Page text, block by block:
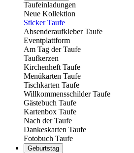
Taufeinladungen
Neue Kollektion
Sticker Taufe
Absenderaufkleber Taufe
Eventplattform
Am Tag der Taufe
Taufkerzen
Kirchenheft Taufe
Menükarten Taufe
Tischkarten Taufe
Willkommensschilder Taufe
Gästebuch Taufe
Kartenbox Taufe
Nach der Taufe
Dankeskarten Taufe
Fotobuch Taufe
Geburtstag